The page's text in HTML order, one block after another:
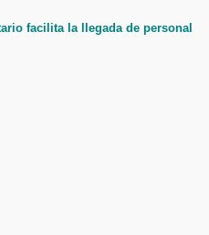
facilita la llegada de personal